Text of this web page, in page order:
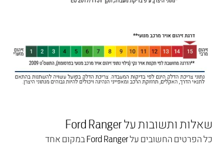
שאלות ותשובות על Ford Ranger
כל הפרטים החשובים על Ford Ranger במקום אחד